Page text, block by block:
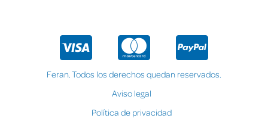
Feran. Todos los derechos quedan reservados.
Aviso legal
Política de privacidad